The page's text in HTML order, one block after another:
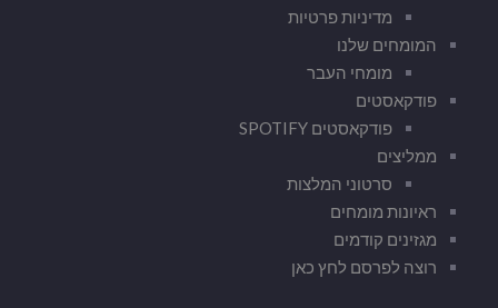
מדיניות פרטיות
המומחים שלנו
מומחי העבר
פודקאסטים
פודקאסטים SPOTIFY
ממליצים
סרטוני המלצות
ראיונות מומחים
מגזינים קודמים
רוצה לפרסם לחץ כאן